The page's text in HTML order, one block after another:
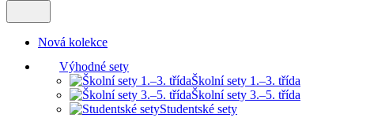
Nová kolekce
Výhodné sety
Školní sety 1.–3. třída
Školní sety 3.–5. třída
Studentské sety